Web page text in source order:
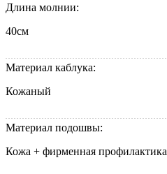
Длина молнии:
40см
Материал каблука:
Кожаный
Материал подошвы:
Кожа + фирменная профилактика